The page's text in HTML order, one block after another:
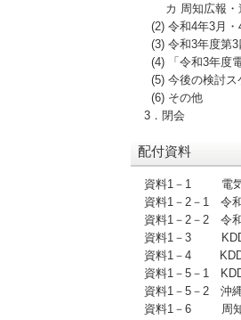
カ 周知広報・
(2) 令和4年3月
(3) 令和3年度第
(4) 「令和3年度
(5) 今後の検討ス
(6) その他
3．閉会
配付資料
資料1－1 電気
資料1－2－1 令
資料1－2－2 令
資料1－3 KDDI
資料1－4 KDDI
資料1－5－1
資料1－5－2 沖
資料1－6 周知広